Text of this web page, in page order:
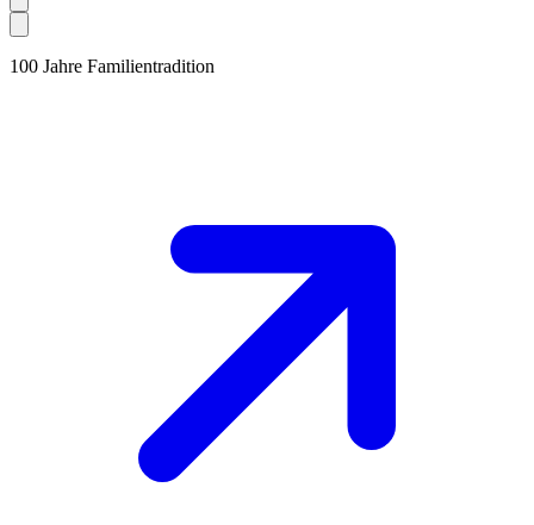
100 Jahre Familientradition